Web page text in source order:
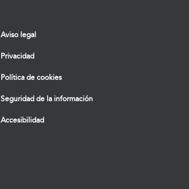
Aviso legal
Privacidad
Política de cookies
Seguridad de la información
Accesibilidad